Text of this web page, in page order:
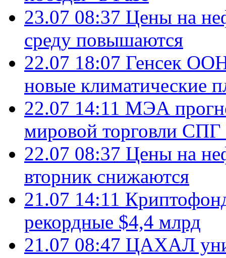
23.07 08:37 Цены на
среду повышаются
22.07 18:07 Генсек ООН
новые климатические
22.07 14:11 МЭА
мировой торговли СПГ
22.07 08:37 Цены на
вторник снижаются
21.07 14:11
рекордные $4,4 млрд
21.07 08:47 ЦАХАЛ